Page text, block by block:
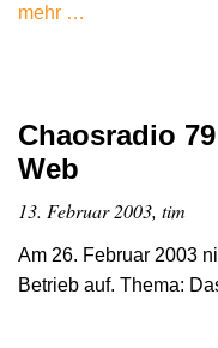
mehr …
Chaosradio
Web
13. Februar 2003, tim
Am 26. Februar 2003
Betrieb auf. Thema: